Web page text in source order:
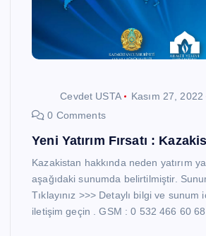
Cevdet USTA
Kasım 27, 2022
0 Comments
Yeni Yatırım Fırsatı :
Kazakistan hakkında neden yatırım
aşağıdaki sunumda belirtilmiştir.
Tıklayınız >>> Detaylı bilgi ve sunum
iletişim geçin . GSM : 0 532 466 60 68